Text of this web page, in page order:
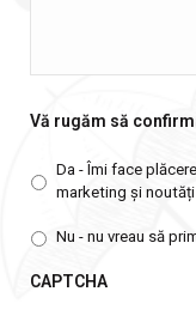
Vă rugăm să
Da - Îmi face
marketing și
Nu - nu vreau să
CAPTCHA